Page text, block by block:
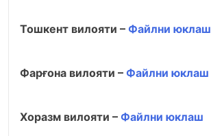
Тошкент вилояти – Файлни юклаш
Фарғона вилояти – Файлни юклаш
Хоразм вилояти – Файлни юклаш